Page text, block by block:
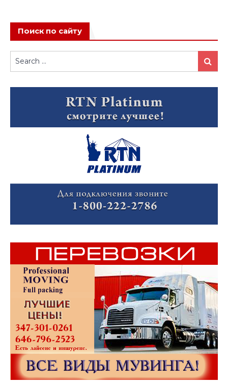
Поиск по сайту
Search
for:
Search